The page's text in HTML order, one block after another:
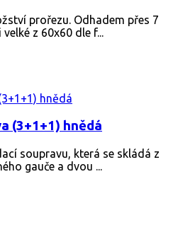
prořezu. Odhadem přes 7
z 60x60 dle f...
(3+1+1) hnědá
soupravu, která se skládá z
gauče a dvou ...